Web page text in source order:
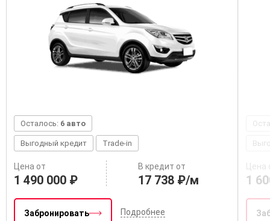
Осталось: 6 авто
Выгодный кредит Trade-in
Цена от
1 490 000 ₽
В кредит от
17 738 ₽/м
Забронировать Подробнее
Цена
1